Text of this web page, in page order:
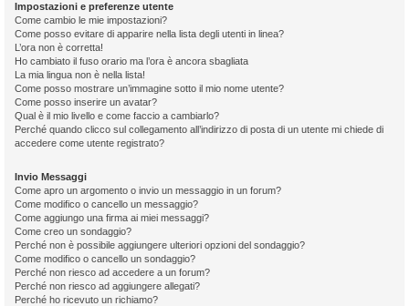
Impostazioni e preferenze utente
Come cambio le mie impostazioni?
Come posso evitare di apparire nella lista degli utenti in linea?
L’ora non è corretta!
Ho cambiato il fuso orario ma l’ora è ancora sbagliata
La mia lingua non è nella lista!
Come posso mostrare un’immagine sotto il mio nome utente?
Come posso inserire un avatar?
Qual è il mio livello e come faccio a cambiarlo?
Perché quando clicco sul collegamento all’indirizzo di posta di un utente mi chiede di
accedere come utente registrato?
Invio Messaggi
Come apro un argomento o invio un messaggio in un forum?
Come modifico o cancello un messaggio?
Come aggiungo una firma ai miei messaggi?
Come creo un sondaggio?
Perché non è possibile aggiungere ulteriori opzioni del sondaggio?
Come modifico o cancello un sondaggio?
Perché non riesco ad accedere a un forum?
Perché non riesco ad aggiungere allegati?
Perché ho ricevuto un richiamo?